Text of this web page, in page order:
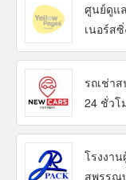
ศูนย์ดูแ
เนอร์ส
รถเช่า
24 ชั่วโ
โรงงา
สุพรรณ